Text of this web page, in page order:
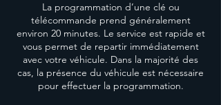
La programmation d’une clé ou
télécommande prend généralement
environ 20 minutes. Le service est rapide et
vous permet de repartir immédiatement
avec votre véhicule. Dans la majorité des
cas, la présence du véhicule est nécessaire
pour effectuer la programmation.